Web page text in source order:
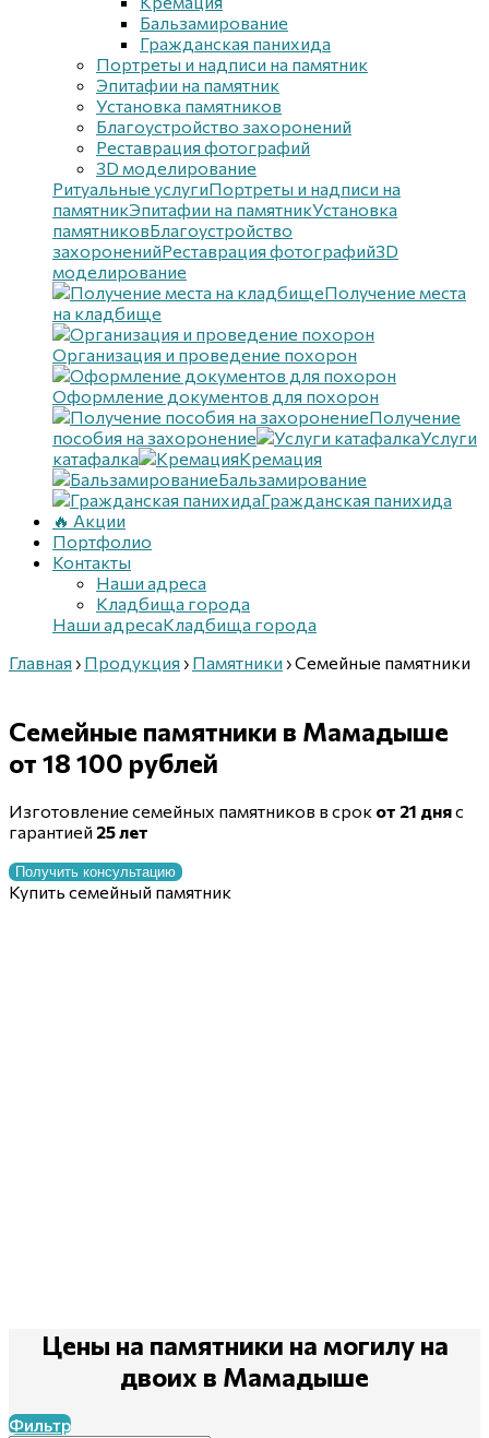
Бальзамирование
Гражданская панихида
Портреты и надписи на памятник
Эпитафии на памятник
Установка памятников
Благоустройство захоронений
Реставрация фотографий
3D моделирование
Ритуальные услугиПортреты и надписи на
памятникЭпитафии на памятникУстановка
памятниковБлагоустройство
захороненийРеставрация фотографий3D
моделирование
Получение места
на кладбище
Организация и проведение похорон
Оформление документов для похорон
Получение
пособия на захоронение
Услуги
катафалка
Кремация
Бальзамирование
Гражданская панихида
🔥 Акции
Портфолио
Контакты
Наши адреса
Кладбища города
Наши адресаКладбища города
Главная › Продукция › Памятники ›Семейные памятники
Семейные памятники в Мамадыше
от 18 100 рублей
Изготовление семейных памятников в срок от 21 дняс
гарантией 25 лет
Получить консультацию
Купить семейный памятник
Цены на памятники на могилу на
двоих в Мамадыше
Фильтр